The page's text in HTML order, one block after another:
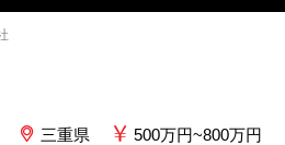
三重県 500万円~800万円